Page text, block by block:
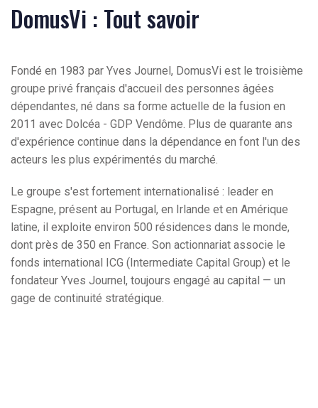
DomusVi : Tout savoir
Fondé en 1983 par Yves Journel, DomusVi est le troisième
groupe privé français d'accueil des personnes âgées
dépendantes, né dans sa forme actuelle de la fusion en
2011 avec Dolcéa - GDP Vendôme. Plus de quarante ans
d'expérience continue dans la dépendance en font l'un des
acteurs les plus expérimentés du marché.
Le groupe s'est fortement internationalisé : leader en
Espagne, présent au Portugal, en Irlande et en Amérique
latine, il exploite environ 500 résidences dans le monde,
dont près de 350 en France. Son actionnariat associe le
fonds international ICG (Intermediate Capital Group) et le
fondateur Yves Journel, toujours engagé au capital — un
gage de continuité stratégique.